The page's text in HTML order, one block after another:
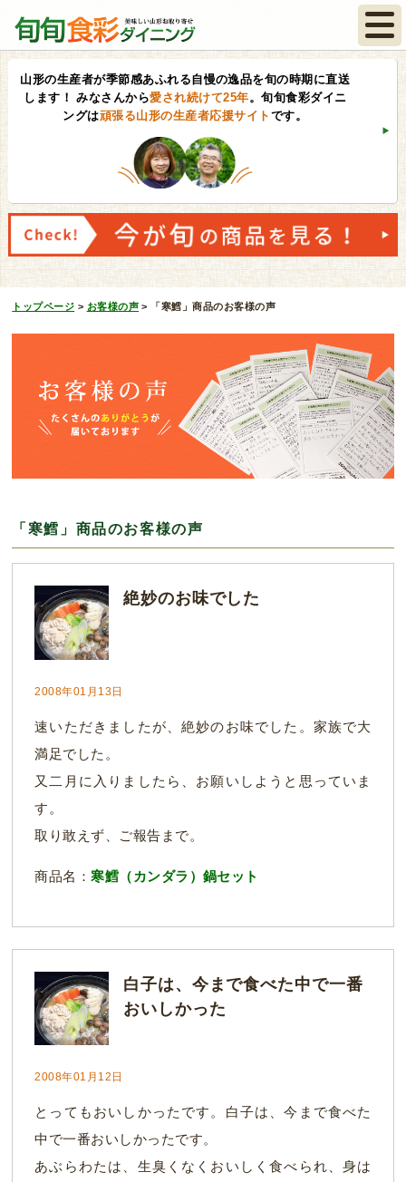
山形の生産者が季節感あふれる自慢の逸品を旬の時期に直送
します！ みなさんから愛され続けて25年。旬旬食彩ダイニ
ングは頑張る山形の生産者応援サイト です。
トップページ > お客様の声 > 「寒鱈」商品のお客様の声
「寒鱈」商品のお客様の声
絶妙のお味でした
2008年01月13日
速いただきましたが、絶妙のお味でした。家族で大
満足でした。
又二月に入りましたら、お願いしようと思っていま
す。
取り敢えず、ご報告まで。
商品名：寒鱈（カンダラ）鍋セット
白子は、今まで食べた中で一番
おいしかった
2008年01月12日
とってもおいしかったです。白子は、今まで食べた
中で一番おいしかったです。
あぶらわたは、生臭くなくおいしく食べられ、身は